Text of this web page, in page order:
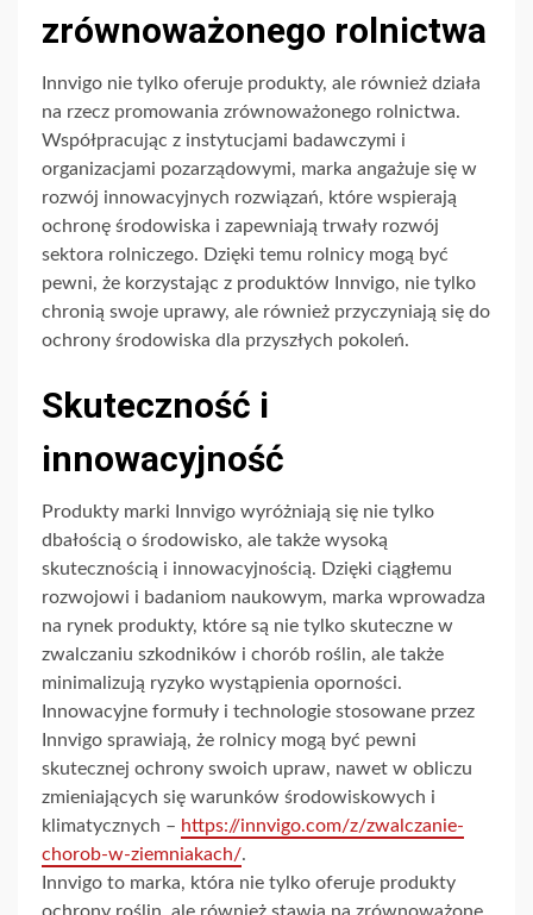
zrównoważonego rolnictwa
Innvigo nie tylko oferuje produkty, ale również działa
na rzecz promowania zrównoważonego rolnictwa.
Współpracując z instytucjami badawczymi i
organizacjami pozarządowymi, marka angażuje się w
rozwój innowacyjnych rozwiązań, które wspierają
ochronę środowiska i zapewniają trwały rozwój
sektora rolniczego. Dzięki temu rolnicy mogą być
pewni, że korzystając z produktów Innvigo, nie tylko
chronią swoje uprawy, ale również przyczyniają się do
ochrony środowiska dla przyszłych pokoleń.
Skuteczność i
innowacyjność
Produkty marki Innvigo wyróżniają się nie tylko
dbałością o środowisko, ale także wysoką
skutecznością i innowacyjnością. Dzięki ciągłemu
rozwojowi i badaniom naukowym, marka wprowadza
na rynek produkty, które są nie tylko skuteczne w
zwalczaniu szkodników i chorób roślin, ale także
minimalizują ryzyko wystąpienia oporności.
Innowacyjne formuły i technologie stosowane przez
Innvigo sprawiają, że rolnicy mogą być pewni
skutecznej ochrony swoich upraw, nawet w obliczu
zmieniających się warunków środowiskowych i
klimatycznych – https://innvigo.com/z/zwalczanie-
chorob-w-ziemniakach/.
Innvigo to marka, która nie tylko oferuje produkty